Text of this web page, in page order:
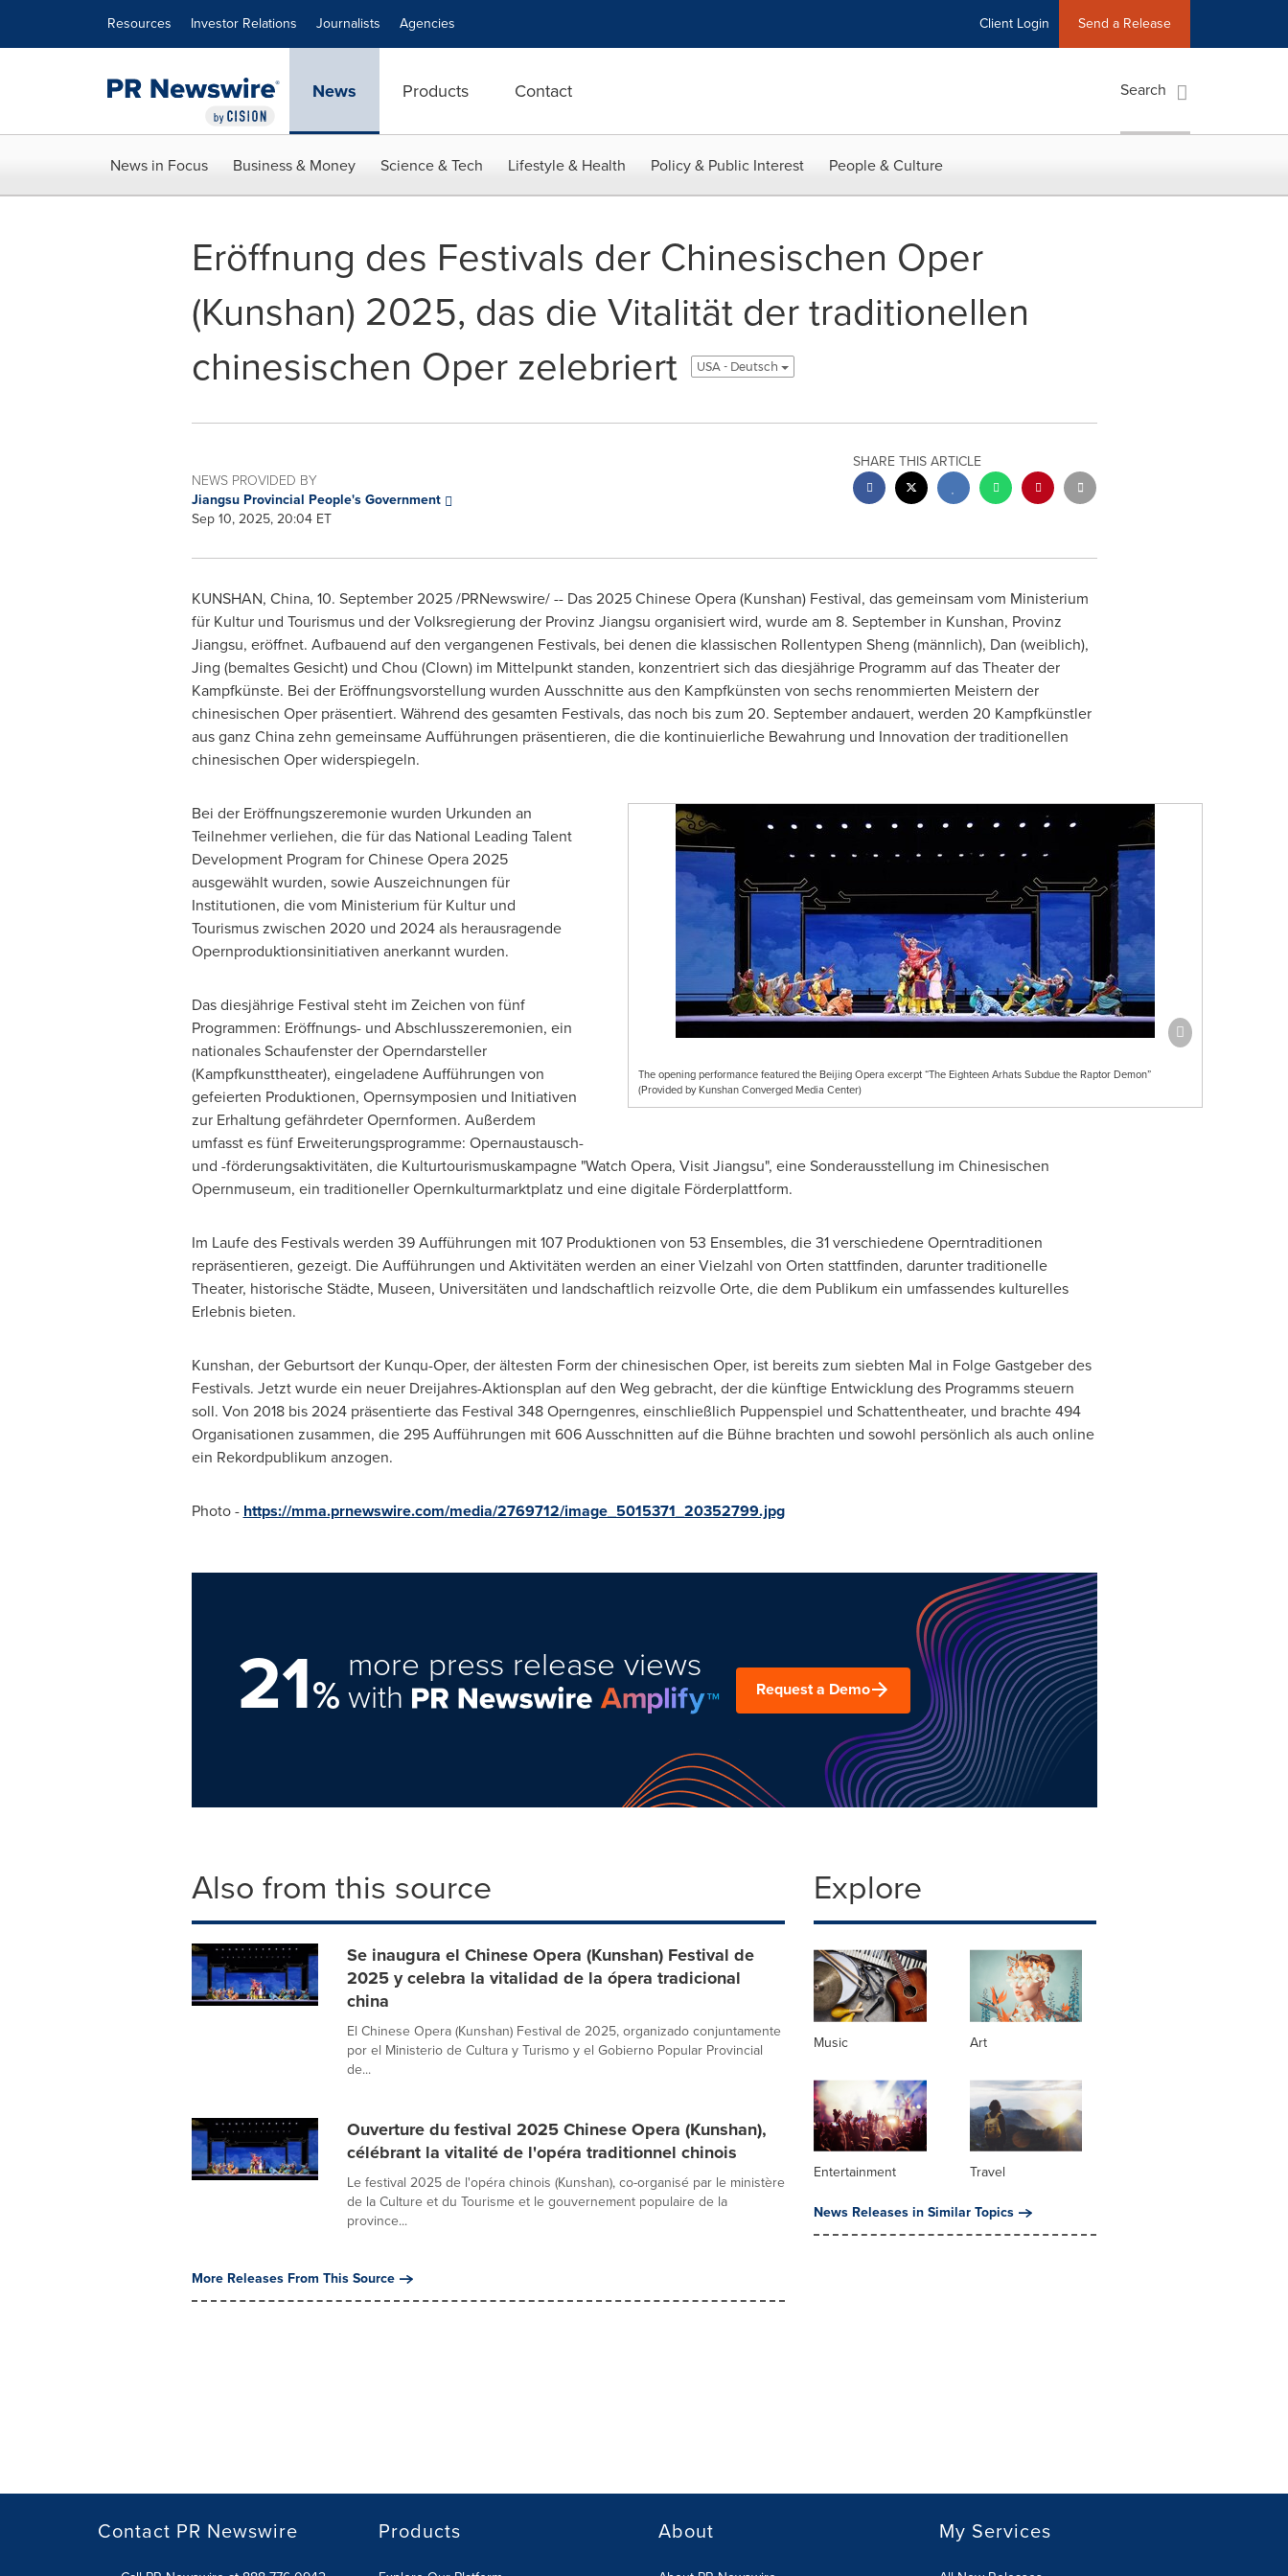
Resources Investor Relations Journalists Agencies Client Login Send a Release
News Products Contact Search
News in Focus Business & Money Science & Tech Lifestyle & Health Policy & Public Interest People & Culture
Eröffnung des Festivals der Chinesischen Oper
(Kunshan) 2025, das die Vitalität der traditionellen
chinesischen Oper zelebriert
USA - Deutsch
NEWS PROVIDED BY
Jiangsu Provincial People's Government
Sep 10, 2025, 20:04 ET
SHARE THIS ARTICLE
KUNSHAN, China, 10. September 2025/PRNewswire/ -- Das 2025 Chinese Opera (Kunshan) Festival, das gemeinsam vom Ministerium
für Kultur und Tourismus und der Volksregierung der Provinz Jiangsu organisiert wird, wurde am 8. September in Kunshan, Provinz
Jiangsu, eröffnet. Aufbauend auf den vergangenen Festivals, bei denen die klassischen Rollentypen Sheng (männlich), Dan (weiblich),
Jing (bemaltes Gesicht) und Chou (Clown) im Mittelpunkt standen, konzentriert sich das diesjährige Programm auf das Theater der
Kampfkünste. Bei der Eröffnungsvorstellung wurden Ausschnitte aus den Kampfkünsten von sechs renommierten Meistern der
chinesischen Oper präsentiert. Während des gesamten Festivals, das noch bis zum 20. September andauert, werden 20 Kampfkünstler
aus ganz Chinazehn gemeinsame Aufführungen präsentieren, die die kontinuierliche Bewahrung und Innovation der traditionellen
chinesischen Oper widerspiegeln.
The opening performance featured the Beijing Opera excerpt “The Eighteen Arhats Subdue the Raptor Demon”
(Provided by Kunshan Converged Media Center)
Bei der Eröffnungszeremonie wurden Urkunden an
Teilnehmer verliehen, die für das National Leading Talent
Development Program for Chinese Opera 2025
ausgewählt wurden, sowie Auszeichnungen für
Institutionen, die vom Ministerium für Kultur und
Tourismus zwischen 2020 und 2024 als herausragende
Opernproduktionsinitiativen anerkannt wurden.
Das diesjährige Festival steht im Zeichen von fünf
Programmen: Eröffnungs- und Abschlusszeremonien, ein
nationales Schaufenster der Operndarsteller
(Kampfkunsttheater), eingeladene Aufführungen von
gefeierten Produktionen, Opernsymposien und Initiativen
zur Erhaltung gefährdeter Opernformen. Außerdem
umfasst es fünf Erweiterungsprogramme: Opernaustausch-
und -förderungsaktivitäten, die Kulturtourismuskampagne "Watch Opera, Visit Jiangsu", eine Sonderausstellung im Chinesischen
Opernmuseum, ein traditioneller Opernkulturmarktplatz und eine digitale Förderplattform.
Im Laufedes Festivals werden 39 Aufführungen mit 107 Produktionen von 53 Ensembles, die 31 verschiedene Operntraditionen
repräsentieren, gezeigt. Die Aufführungen und Aktivitäten werden an einer Vielzahl von Orten stattfinden, darunter traditionelle
Theater, historische Städte, Museen, Universitäten und landschaftlich reizvolle Orte, die dem Publikum ein umfassendes kulturelles
Erlebnis bieten.
Kunshan, der Geburtsort der Kunqu-Oper, der ältesten Form der chinesischen Oper, ist bereits zum siebten Mal in Folge Gastgeber des
Festivals. Jetzt wurde ein neuer Dreijahres-Aktionsplan auf den Weg gebracht, der die künftige Entwicklung des Programms steuern
soll. Von 2018 bis 2024 präsentierte das Festival 348 Operngenres, einschließlich Puppenspiel und Schattentheater, und brachte 494
Organisationen zusammen, die 295 Aufführungen mit 606 Ausschnitten auf die Bühne brachten und sowohl persönlich als auch online
ein Rekordpublikum anzogen.
Photo - https://mma.prnewswire.com/media/2769712/image_5015371_20352799.jpg
21%
more press release views
with Request a Demo
Also from this source
Se inaugura el Chinese Opera (Kunshan) Festival de
2025 y celebra la vitalidad de la ópera tradicional
china
El Chinese Opera (Kunshan) Festival de 2025, organizado conjuntamente
por el Ministerio de Cultura y Turismo y el Gobierno Popular Provincial
de...
Ouverture du festival 2025 Chinese Opera (Kunshan),
célébrant la vitalité de l'opéra traditionnel chinois
Le festival 2025 de l'opéra chinois (Kunshan), co-organisé par le ministère
de la Culture et du Tourisme et le gouvernement populaire de la
province...
More Releases From This Source
Explore
Music Art
Entertainment
Travel
News Releases in Similar Topics
Contact PR Newswire Products About My Services